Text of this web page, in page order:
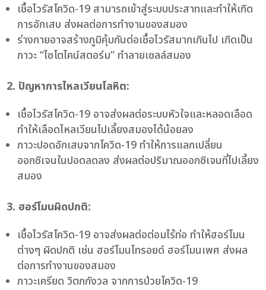
เชื้อไวรัสโควิด-19 สามารถเข้าสู่ระบบประสาทและทำให้เกิด
การอักเสบ ส่งผลต่อการทำงานของสมอง
ร่างกายอาจสร้างภูมิคุ้มกันต่อเชื้อไวรัสมากเกินไป เกิดเป็น
ภาวะ “ไซโตไคน์สตอร์ม” ทำลายเซลล์สมอง
2. ปัญหาการไหลเวียนโลหิต:
เชื้อไวรัสโควิด-19 อาจส่งผลต่อระบบหัวใจและหลอดเลือด
ทำให้เลือดไหลเวียนไปเลี้ยงสมองได้น้อยลง
ภาวะปอดอักเสบจากโควิด-19 ทำให้การแลกเปลี่ยน
ออกซิเจนในปอดลดลง ส่งผลต่อปริมาณออกซิเจนที่ไปเลี้ยง
สมอง
3. ฮอร์โมนผิดปกติ:
เชื้อไวรัสโควิด-19 อาจส่งผลต่อต่อมไร้ท่อ ทำให้ฮอร์โมน
ต่างๆ ผิดปกติ เช่น ฮอร์โมนไทรอยด์ ฮอร์โมนเพศ ส่งผล
ต่อการทำงานของสมอง
ภาวะเครียด วิตกกังวล จากการป่วยโควิด-19